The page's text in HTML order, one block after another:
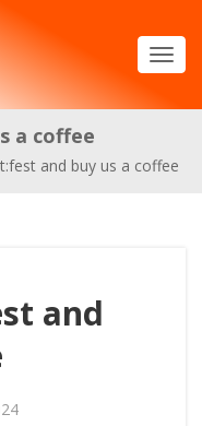
a coffee
and buy us a coffee
and